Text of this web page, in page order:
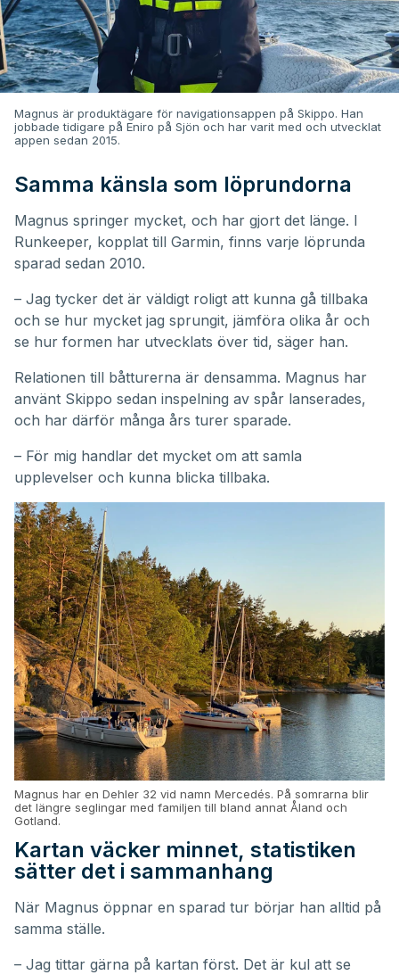
Magnus är produktägare för navigationsappen på Skippo. Han
jobbade tidigare på Eniro på Sjön och har varit med och utvecklat
appen sedan 2015.
Samma känsla som löprundorna
Magnus springer mycket, och har gjort det länge. I
Runkeeper, kopplat till Garmin, finns varje löprunda
sparad sedan 2010.
– Jag tycker det är väldigt roligt att kunna gå tillbaka
och se hur mycket jag sprungit, jämföra olika år och
se hur formen har utvecklats över tid, säger han.
Relationen till båtturerna är densamma. Magnus har
använt Skippo sedan inspelning av spår lanserades,
och har därför många års turer sparade.
– För mig handlar det mycket om att samla
upplevelser och kunna blicka tillbaka.
Magnus har en Dehler 32 vid namn Mercedés. På somrarna blir
det längre seglingar med familjen till bland annat Åland och
Gotland.
Kartan väcker minnet, statistiken
sätter det i sammanhang
När Magnus öppnar en sparad tur börjar han alltid på
samma ställe.
– Jag tittar gärna på kartan först. Det är kul att se